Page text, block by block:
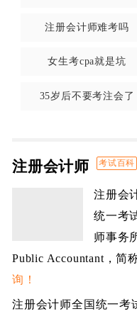
注册会计师难考吗
女生考cpa就是坑
35岁后不要考注会了
注册会计师 考试百科
注册会
统一考
师事务
Public Accountant，简
询！
注册会计师全国统一考